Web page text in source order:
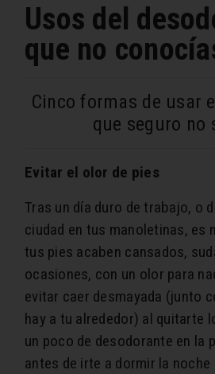
Usos del
que no
Cinco formas de usar
que seguro no
Evitar el olor de pies
Tras un día duro de trabajo, o
ciudad en tus manoletinas, es
tus pies acaben cansados,
ocasiones, con un olor para
evitar caer desmayada (junto
hay a tu alrededor) al quitarte
un poco de desodorante en la
antes de irte a dormir la noche